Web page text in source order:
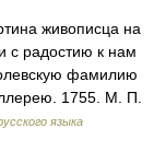
живописца на
с радостию к нам
фамилию
1755. М. П.
языка